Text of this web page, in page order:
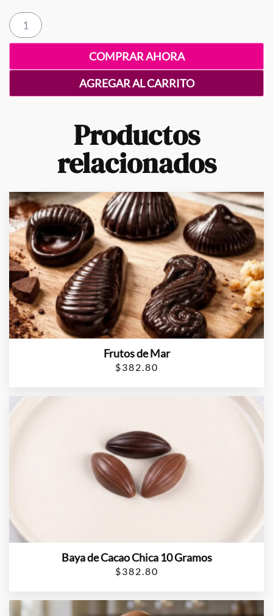
Flores
cantidad
AGREGAR AL CARRITO
COMPRAR AHORA
Productos
relacionados
Frutos de Mar
$382.80
Baya de Cacao Chica 10 Gramos
$382.80